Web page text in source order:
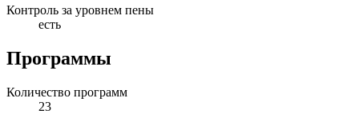
Контроль за уровнем пены
есть
Программы
Количество программ
23